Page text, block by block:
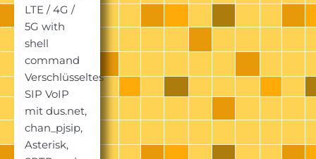
LTE / 4G /
5G with
shell
command
Verschlüsseltes
SIP VoIP
mit dus.net,
chan_pjsip,
Asterisk,